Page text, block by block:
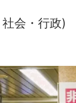
会・行政)